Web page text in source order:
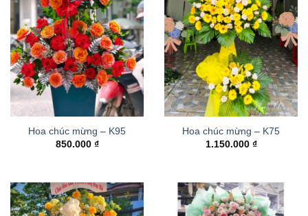
Hoa chúc mừng – K95
850.000 ₫
Hoa chúc mừng – K75
1.150.000 ₫